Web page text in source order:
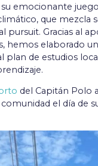
emocionante
que mezcla
pursuit. Gracias al
hemos elaborado
plan de estudios
del Capitán Polo
el día de